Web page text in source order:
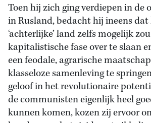
Toen hij zich ging verdiepen in de
in Rusland, bedacht hij ineens
‘achterlijke’ land zelfs mogelijk
kapitalistische fase over te slaan
een feodale, agrarische
klasseloze samenleving te
geloof in het revolutionaire
de communisten eigenlijk heel
kunnen komen, kozen zij ervoor